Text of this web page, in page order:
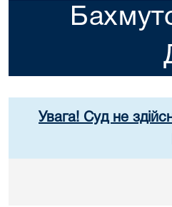
Увага! Суд не